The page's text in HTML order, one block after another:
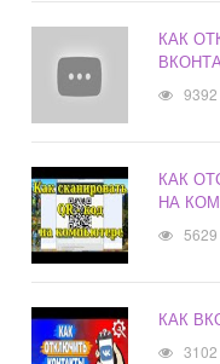
КАК
9392
КАК
НА
5629
КАК
3102